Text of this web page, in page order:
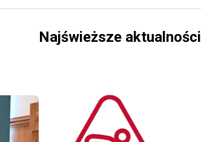
Najświeższe aktualności